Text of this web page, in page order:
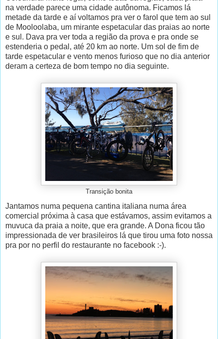
na verdade parece uma cidade autônoma. Ficamos lá
metade da tarde e aí voltamos pra ver o farol que tem ao sul
de Mooloolaba, um mirante espetacular das praias ao norte
e sul. Dava pra ver toda a região da prova e pra onde se
estenderia o pedal, até 20 km ao norte. Um sol de fim de
tarde espetacular e vento menos furioso que no dia anterior
deram a certeza de bom tempo no dia seguinte.
Transição bonita
Jantamos numa pequena cantina italiana numa área
comercial próxima à casa que estávamos, assim evitamos a
muvuca da praia a noite, que era grande. A Dona ficou tão
impressionada de ver brasileiros lá que tirou uma foto nossa
pra por no perfil do restaurante no facebook :-).